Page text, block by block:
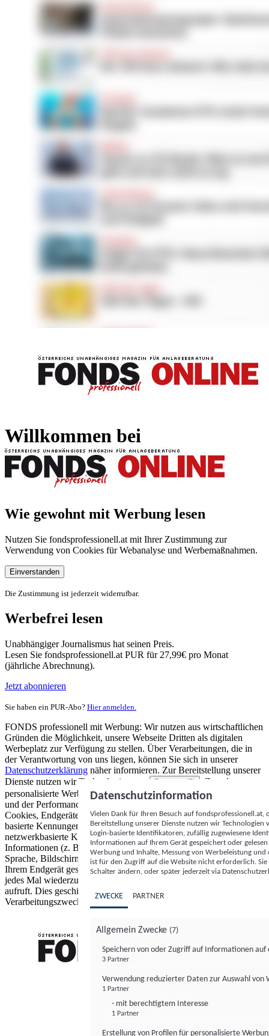
Willkommen bei
Wie gewohnt mit Werbung lesen
Nutzen Sie fondsprofessionell.at mit Ihrer Zustimmung zur
Verwendung von Cookies für Webanalyse und Werbemaßnahmen.
Einverstanden
Die Zustimmung ist jederzeit widerrufbar.
Werbefrei lesen
Unabhängiger Journalismus hat seinen Preis.
Lesen Sie fondsprofessionell.at PUR für 27,99€ pro Monat
(jährliche Abrechnung).
Jetzt abonnieren
Sie haben ein PUR-Abo? Hier anmelden.
FONDS professionell mit Werbung: Wir nutzen aus wirtschaftlichen
Gründen die Möglichkeit, unsere Webseite Dritten als digitalen
Werbeplatz zur Verfügung zu stellen. Über Verarbeitungen, die in
der Verantwortung von uns liegen, können Sie sich in unserer
Datenschutzerklärung näher informieren. Zur Bereitstellung unserer
Dienste nutzen wir Technologien von
Partnern (5)
. Zwecke:
personalisierte Werbung und Inhalte, Messung von Werbeleistung
und der Performance von Inhalten sowie Zielgruppenforschung.
Cookies, Endgeräte- oder ähnliche Online-Kennungen (z. B. login-
basierte Kennungen, zufällig generierte Kennungen,
netzwerkbasierte Kennungen) können zusammen mit anderen
Informationen (z. B. Browsertyp und Browserinformationen,
Sprache, Bildschirmgröße, unterstützte Technologien usw.) auf
Ihrem Endgerät gespeichert oder von dort ausgelesen werden, um es
jedes Mal wiederzuerkennen, wenn es eine App oder einer Webseite
aufruft. Dies geschieht für einen oder mehrere der hier aufgeführten
Verarbeitungszwecke.
Datenschutzinformation
Vielen Dank für Ihren Besuch auf
Bereitstellung unserer Dienste nutzen wir Technologien
Login-basierte Identifikatoren, zufällig zugewiesene
Informationen auf Ihrem Gerät gespeichert oder
Werbung und Inhalte, Messung von Werbeleistung
ist für den Zugriff auf die Website nicht erforderlich.
Schalter ändern, oder später jederzeit via
ZWECKE PARTNER
Allgemein Zwecke (7)
Speichern von oder Zugriff auf Informationen auf
3 Partner
Verwendung reduzierter Daten zur Auswahl von
1 Partner
- mit berechtigtem Interesse
1 Partner
Erstellung von Profilen für personalisierte
FONDS professionell